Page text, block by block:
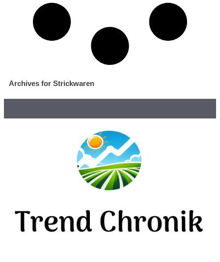
Archives for Strickwaren